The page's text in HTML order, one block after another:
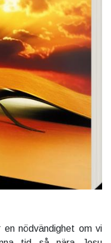
nödvändighet om vi